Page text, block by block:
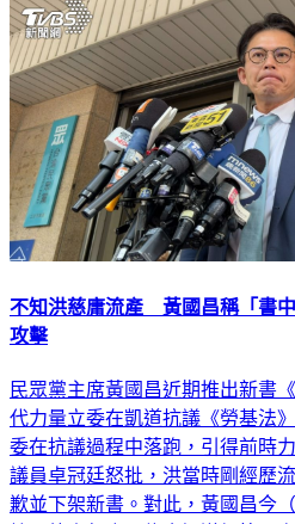
政治
不知洪慈庸流產 黃國昌稱「書中
民眾黨主席黃國昌近期推出新書
代力量立委在凱道抗議《勞基法
委在抗議過程中落跑，引得前時
議員卓冠廷怒批，洪當時剛經歷